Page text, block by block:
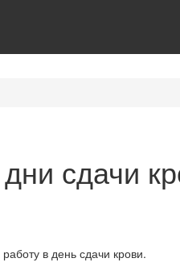
сдачи
в день сдачи крови.